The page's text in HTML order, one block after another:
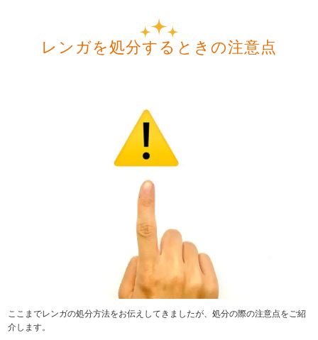
レンガを処分するときの注意点
ここまでレンガの処分方法をお伝えしてきましたが、処分の際の注意点をご紹
介します。